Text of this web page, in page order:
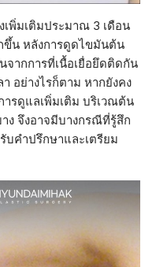
พิ่มเติมประมาณ 3 เดือน
ขึ้น หลังการดูดไขมันต้น
จากการที่เนื้อเยื่อยึดติดกัน
อย่างไรก็ตาม หากยังคง
ารดูแลเพิ่มเติม บริเวณต้น
จึงอาจมีบางกรณีที่รู้สึก
บคำปรึกษาและเตรียม